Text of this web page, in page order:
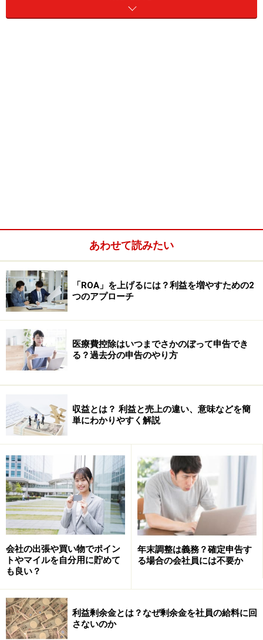
ことがある言葉のはず。
たとえば、自動車を製造していて「あと、タイヤを取り
付けるだけ……」というところで決算を迎えた場合、この
「タイヤのついていない物体」が「仕掛品」と呼ばれま
す。
「仕掛品」とは「（製品などを）製造途中の未完成のも
の」を意味する在庫のひとつなのです。
では、「サービス業」にも存在するという「仕掛品」と
は、一体どのようなものなのでしょうか？
「仕掛品」について深く探っていきましょう！
※記事内容は執筆時点のものです。最新の内容をご確認くださ
い。
あわせて読みたい
「ROA」を上げるには？利益を増やすための2
つのアプローチ
医療費控除はいつまでさかのぼって申告でき
る？過去分の申告のやり方
収益とは？ 利益と売上の違い、意味などを簡
単にわかりやすく解説
会社の出張や買い物でポイン
トやマイルを自分用に貯めて
も良い？
年末調整は義務？確定申告す
る場合の会社員には不要か
利益剰余金とは？なぜ剰余金を社員の給料に回
さないのか